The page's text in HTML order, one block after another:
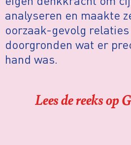
analyseren en maakte
oorzaak-gevolg
doorgronden wat er
hand was.
Lees de reeks op